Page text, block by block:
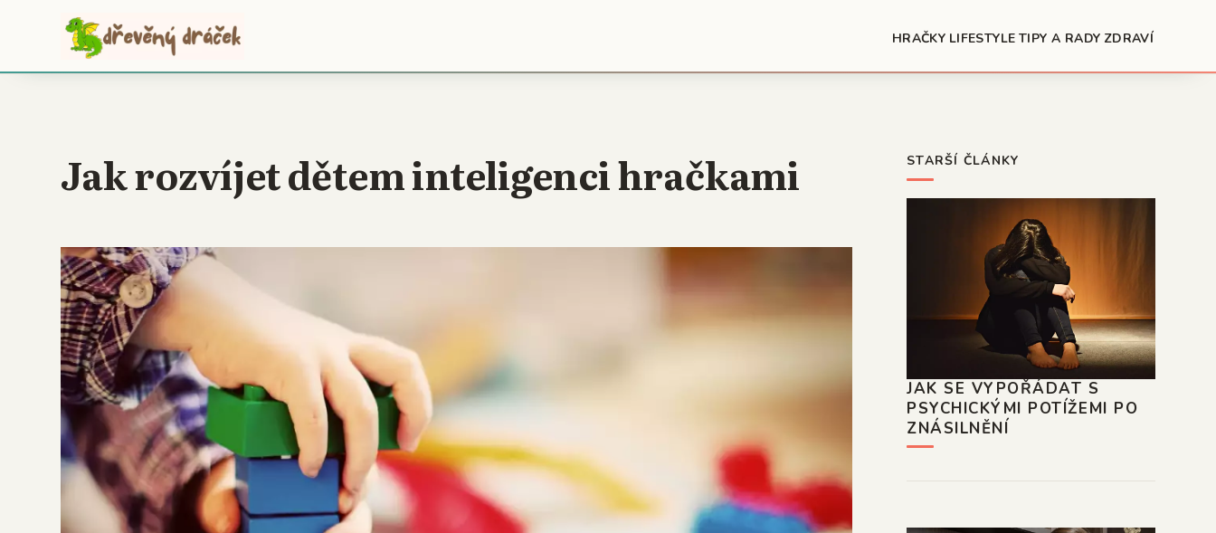
HRAČKY LIFESTYLE TIPY A RADY ZDRAVÍ
Jak rozvíjet dětem inteligenci hračkami STARŠÍ ČLÁNKY
JAK SE VYPOŘÁDAT S
PSYCHICKÝMI POTÍŽEMI PO
ZNÁSILNĚNÍ